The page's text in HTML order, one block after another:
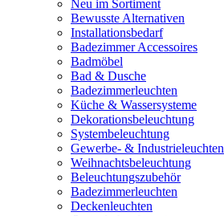
Neu im Sortiment
Bewusste Alternativen
Installationsbedarf
Badezimmer Accessoires
Badmöbel
Bad & Dusche
Badezimmerleuchten
Küche & Wassersysteme
Dekorationsbeleuchtung
Systembeleuchtung
Gewerbe- & Industrieleuchten
Weihnachtsbeleuchtung
Beleuchtungszubehör
Badezimmerleuchten
Deckenleuchten